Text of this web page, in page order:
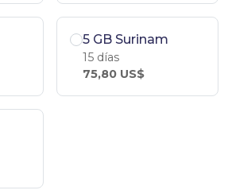
5 GB Surinam
15 días
75,80 US$